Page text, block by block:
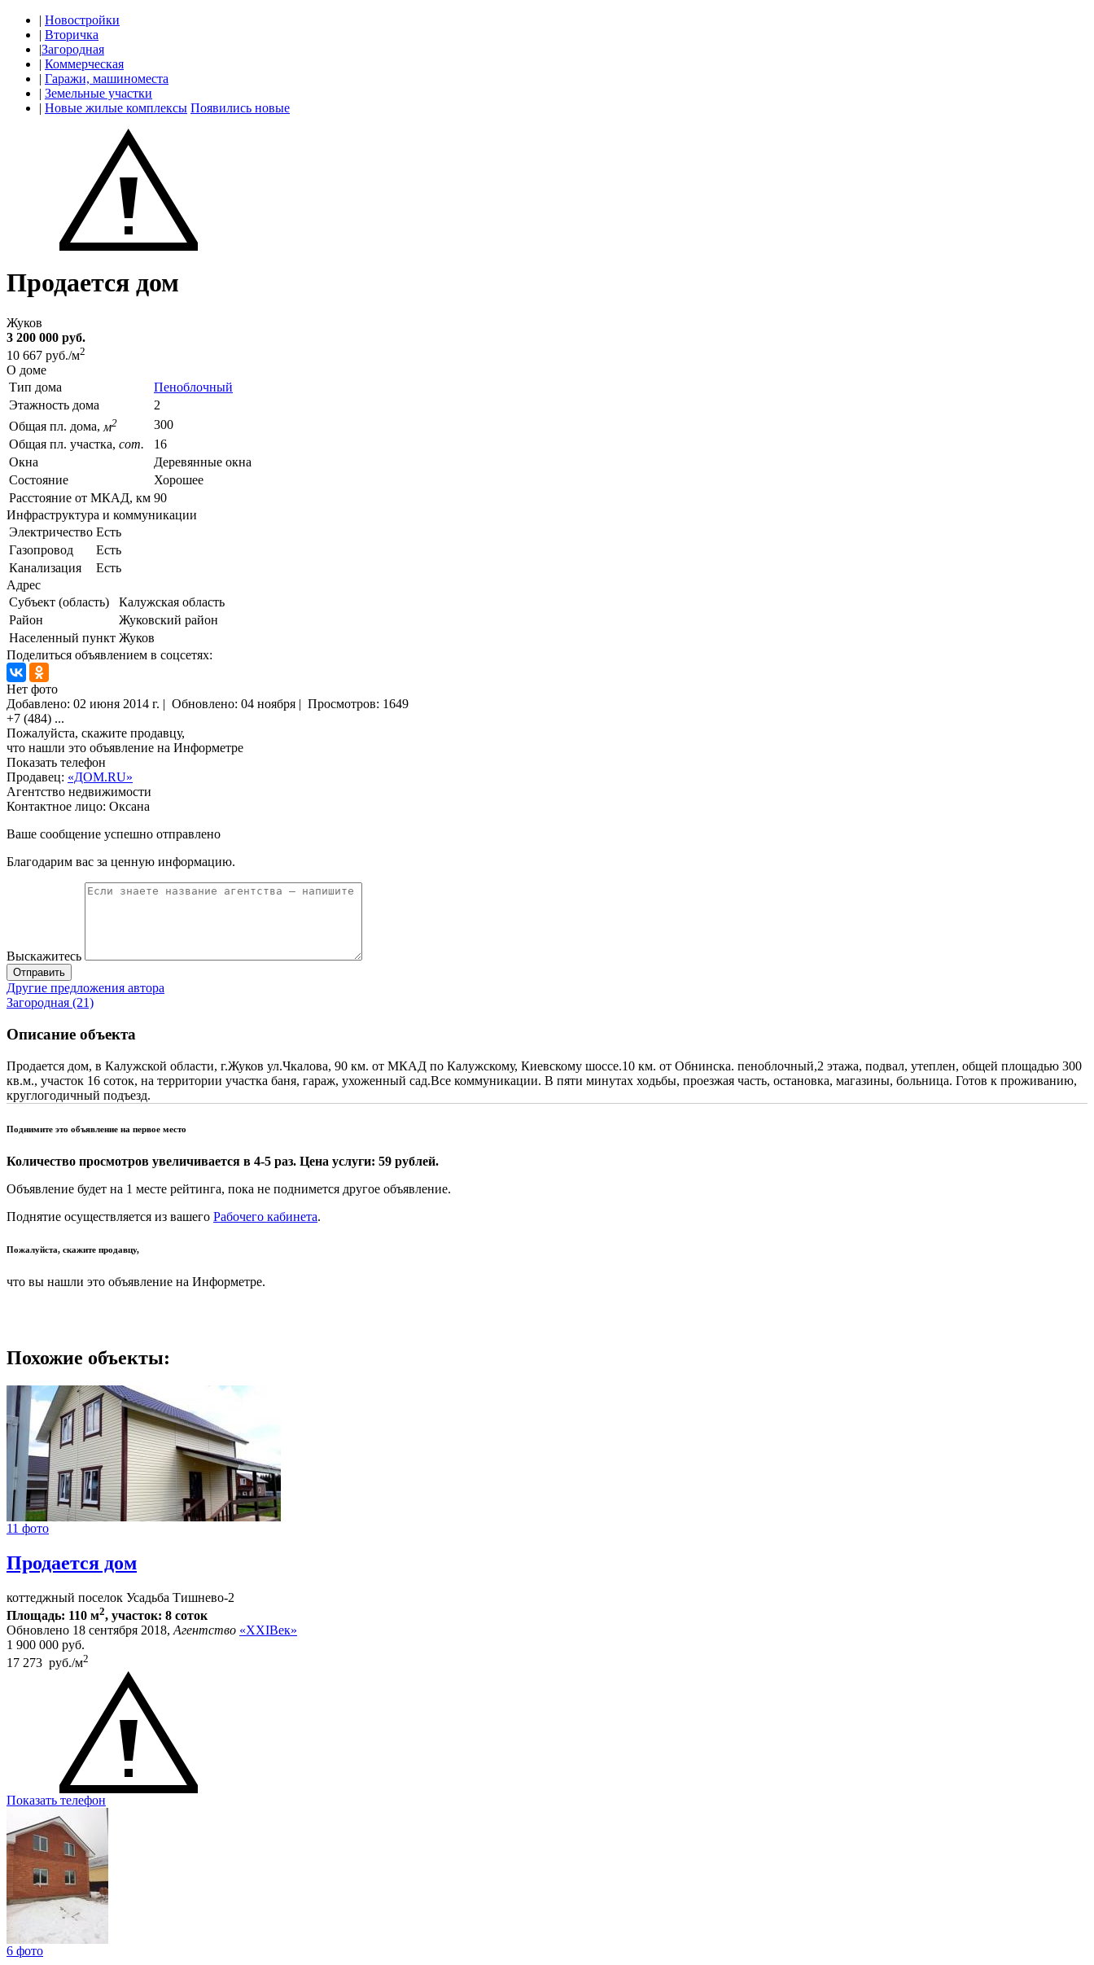
| Новостройки
| Вторичка
|Загородная
| Коммерческая
| Гаражи, машиноместа
| Земельные участки
| Новые жилые комплексы Появились новые
Продается дом
Жуков
3 200 000 руб.
10 667 руб./м2
О доме
Тип дома
Пеноблочный
Этажность дома
2
Общая пл. дома, м2
300
Общая пл. участка, сот.
16
Окна
Деревянные окна
Состояние
Хорошее
Расстояние от МКАД, км 90
Инфраструктура и коммуникации
Электричество Есть
Газопровод
Есть
Канализация
Есть
Адрес
Субъект (область)
Калужская область
Район
Жуковский район
Населенный пункт Жуков
Поделиться объявлением в соцсетях:
Нет фото
Добавлено: 02 июня 2014 г. | Обновлено: 04 ноября | Просмотров: 1649
+7 (484) ...
Пожалуйста, скажите продавцу,
что нашли это объявление на Информетре
Показать телефон
Продавец: «ДОМ.RU»
Агентство недвижимости
Контактное лицо: Оксана
Ваше сообщение успешно отправлено
Благодарим вас за ценную информацию.
Выскажитесь
Отправить
Другие предложения автора
Загородная (21)
Описание объекта
Продается дом, в Калужской области, г.Жуков ул.Чкалова, 90 км. от МКАД по Калужскому, Киевскому шоссе.10 км. от Обнинска. пеноблочный,2 этажа, подвал, утеплен, общей площадью 300
кв.м., участок 16 соток, на территории участка баня, гараж, ухоженный сад.Все коммуникации. В пяти минутах ходьбы, проезжая часть, остановка, магазины, больница. Готов к проживанию,
круглогодичный подъезд.
Поднимите это объявление на первое место
Количество просмотров увеличивается в 4-5 раз. Цена услуги: 59 рублей.
Объявление будет на 1 месте рейтинга, пока не поднимется другое объявление.
Поднятие осуществляется из вашего Рабочего кабинета.
Пожалуйста, скажите продавцу,
что вы нашли это объявление на Информетре.
Похожие объекты:
11 фото
Продается дом
коттеджный поселок Усадьба Тишнево-2
Площадь: 110 м2, участок: 8 соток
Обновлено 18 сентября 2018,Агентство «XXIВек»
1 900 000 руб.
17 273 руб./м2
Показать телефон
6 фото